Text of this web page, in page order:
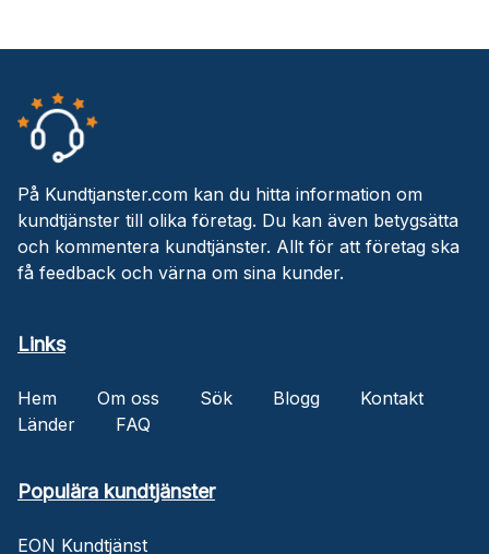
På Kundtjanster.com kan du hitta information om
kundtjänster till olika företag. Du kan även betygsätta
och kommentera kundtjänster. Allt för att företag ska
få feedback och värna om sina kunder.
Links
Hem Om oss Sök Blogg
Kontakt
Länder
FAQ
Populära kundtjänster
EON Kundtjänst